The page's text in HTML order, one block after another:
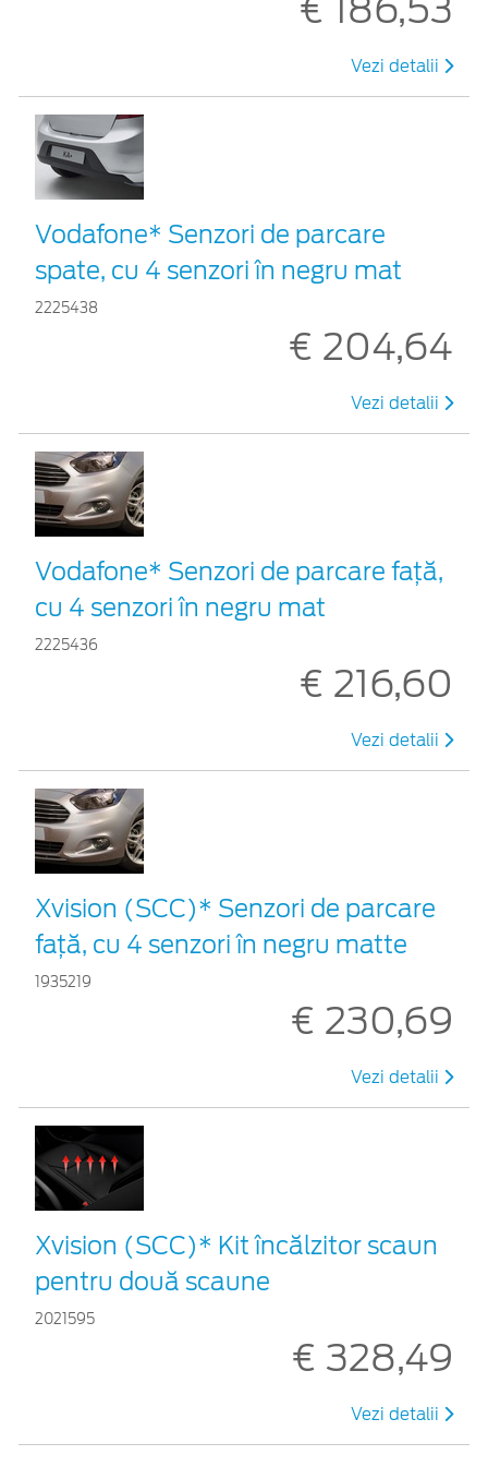
€ 186,53
Vezi detalii
Vodafone* Senzori de parcare
spate, cu 4 senzori în negru mat
2225438
€ 204,64
Vezi detalii
Vodafone* Senzori de parcare față,
cu 4 senzori în negru mat
2225436
€ 216,60
Vezi detalii
Xvision (SCC)* Senzori de parcare
faţă, cu 4 senzori în negru matte
1935219
€ 230,69
Vezi detalii
Xvision (SCC)* Kit încălzitor scaun
pentru două scaune
2021595
€ 328,49
Vezi detalii